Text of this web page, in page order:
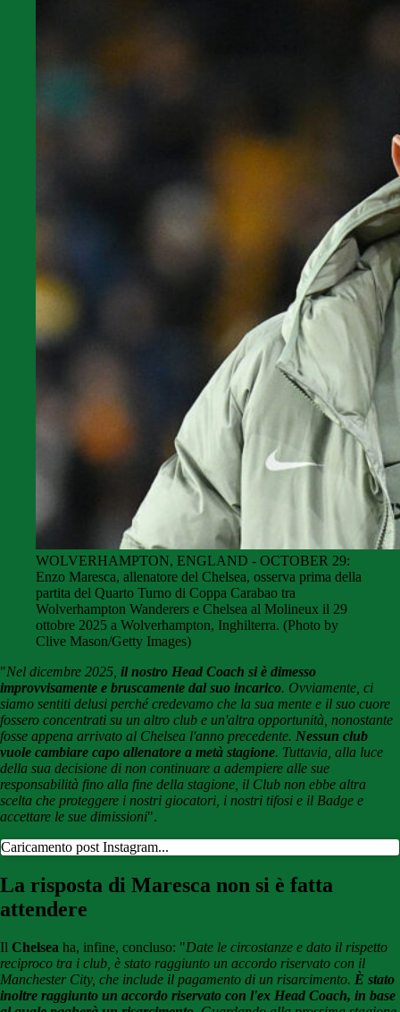
WOLVERHAMPTON, ENGLAND - OCTOBER 29:
Enzo Maresca, allenatore del Chelsea, osserva prima della
partita del Quarto Turno di Coppa Carabao tra
Wolverhampton Wanderers e Chelsea al Molineux il 29
ottobre 2025 a Wolverhampton, Inghilterra. (Photo by
Clive Mason/Getty Images)
"Nel dicembre 2025, il nostro Head Coach si è dimesso
improvvisamente e bruscamente dal suo incarico. Ovviamente, ci
siamo sentiti delusi perché credevamo che la sua mente e il suo cuore
fossero concentrati su un altro club e un'altra opportunità, nonostante
fosse appena arrivato al Chelsea l'anno precedente. Nessun club
vuole cambiare capo allenatore a metà stagione. Tuttavia, alla luce
della sua decisione di non continuare a adempiere alle sue
responsabilità fino alla fine della stagione, il Club non ebbe altra
scelta che proteggere i nostri giocatori, i nostri tifosi e il Badge e
accettare le sue dimissioni".
Caricamento post Instagram...
La risposta di Maresca non si è fatta
attendere
Il Chelsea ha, infine, concluso: "Date le circostanze e dato il rispetto
reciproco tra i club, è stato raggiunto un accordo riservato con il
Manchester City, che include il pagamento di un risarcimento. È stato
inoltre raggiunto un accordo riservato con l'ex Head Coach, in base